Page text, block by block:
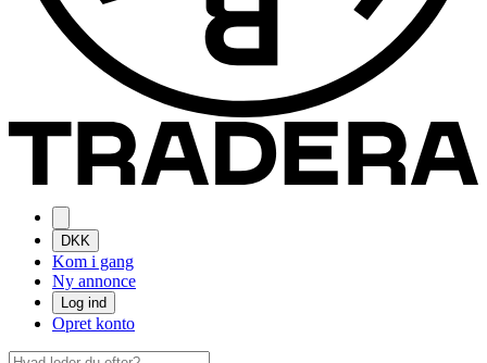
DKK
Kom i gang
Ny annonce
Log ind
Opret konto